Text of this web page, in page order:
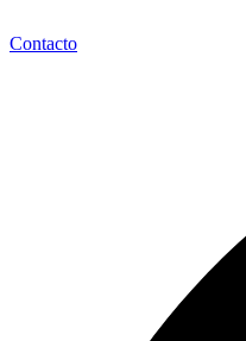
Contacto